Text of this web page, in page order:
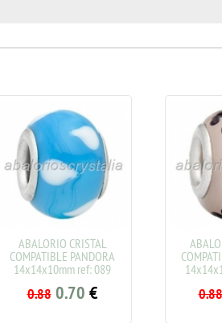
ABALORIO CRISTAL
COMPATIBLE PANDORA
14x14x10mm ref: 089
0.88 0.70€ 0.88